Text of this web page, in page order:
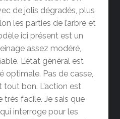
de jolis dégradés, plus
les parties de l’arbre et
ici présent est un
assez modéré,
L’état général est
optimale. Pas de casse,
tout bon. L’action est
très facile. Je sais que
interroge pour les